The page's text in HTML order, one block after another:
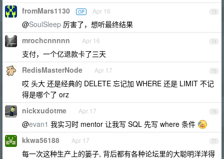
73
fromMars1130 OP Apr 16
@SoulSleep 厉害了，想听最终结果
74
mrochcnnnnn Apr 16
支付，一个亿退款卡了三天
75
RedisMasterNode Apr 17
哎 头大 还是经典的 DELETE 忘记加 WHERE 还是 LIMIT 不记
得是哪个了 orz
76
nickxudotme Apr 17
@evan1 我实习时 mentor 让我写 SQL 先写 where 条件
77
kkwa56188 Apr 17
每一次这种生产上的篓子, 背后都有各种论坛里的大聪明洋洋得